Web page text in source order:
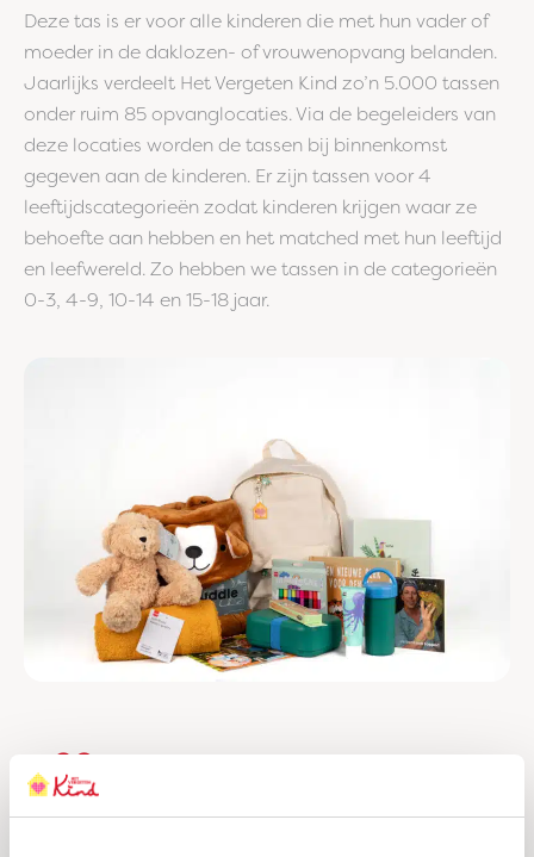
Deze tas is er voor alle kinderen die met hun vader of
moeder in de daklozen- of vrouwenopvang belanden.
Jaarlijks verdeelt Het Vergeten Kind zo’n 5.000 tassen
onder ruim 85 opvanglocaties. Via de begeleiders van
deze locaties worden de tassen bij binnenkomst
gegeven aan de kinderen. Er zijn tassen voor 4
leeftijdscategorieën zodat kinderen krijgen waar ze
behoefte aan hebben en het matched met hun leeftijd
en leefwereld. Zo hebben we tassen in de categorieën
0-3, 4-9, 10-14 en 15-18 jaar.
Kinderen komen hier halsoverkop en